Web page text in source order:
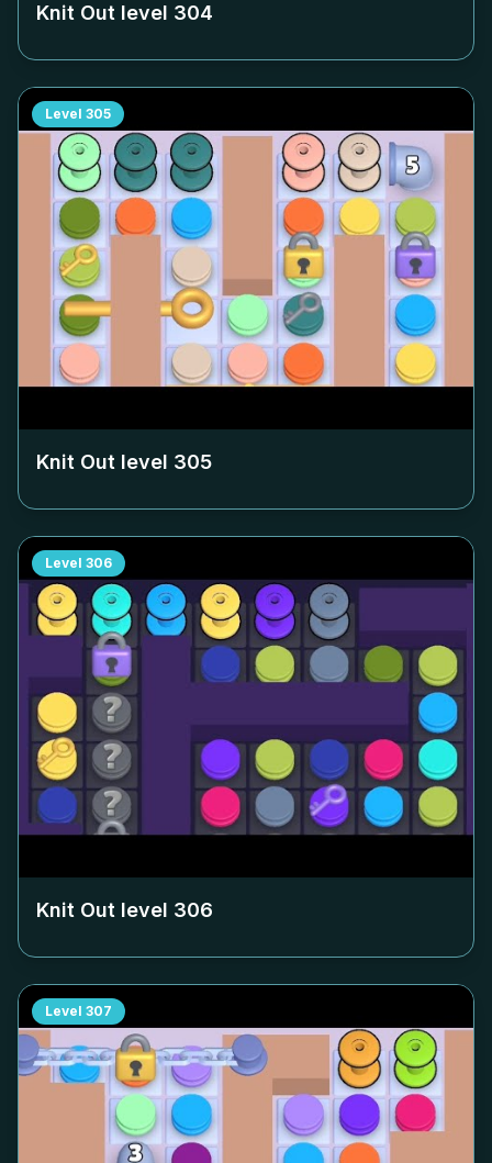
Knit Out level 304
Level 305
Knit Out level 305
Level 306
Knit Out level 306
Level 307